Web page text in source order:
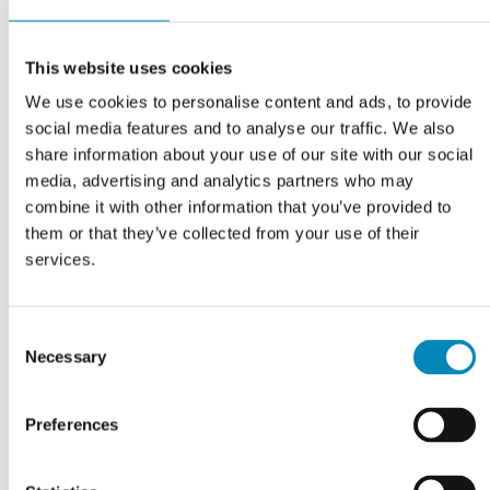
This website uses cookies
We use cookies to personalise content and ads, to provide
social media features and to analyse our traffic. We also
share information about your use of our site with our social
media, advertising and analytics partners who may
combine it with other information that you’ve provided to
them or that they’ve collected from your use of their
services.
Selection
Necessary
Preferences
professionel rådgivning til alle processer og beslutninger i dit nye
kunne tilbyde solide skabe i den bedste kvalitet - produceret i
Sammenligner du prisen og kvaliteten med et tilsvarende IKEA
skab til vaskemaskinen, eller skabe fra fx. Jysk, Silvan, Bauhaus,
kvik eller HTH, vil du opleve hvordan du får mest for pengene
hos Kitchn.